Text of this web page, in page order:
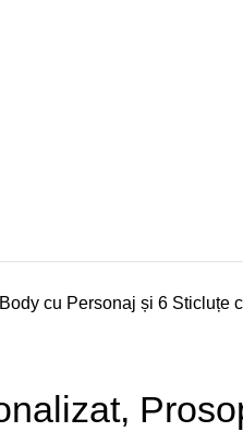
cu Personaj și 6 Sticluțe